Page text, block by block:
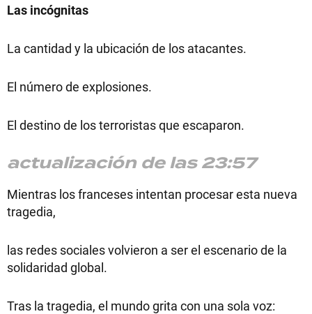
Las incógnitas
La cantidad y la ubicación de los atacantes.
El número de explosiones.
El destino de los terroristas que escaparon.
actualización de las 23:57
Mientras los franceses intentan procesar esta nueva
tragedia,
las redes sociales volvieron a ser el escenario de la
solidaridad global.
Tras la tragedia, el mundo grita con una sola voz: